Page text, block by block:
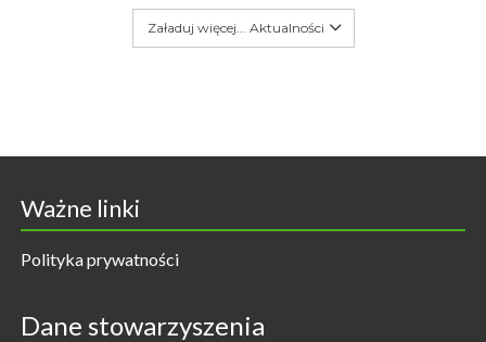
Załaduj więcej... Aktualności
Ważne linki
Polityka prywatności
Dane stowarzyszenia